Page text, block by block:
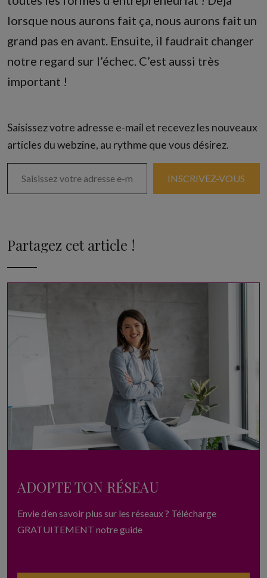
lorsque nous aurons fait ça, nous aurons fait un
grand pas en avant. Ensuite, il faudrait changer
notre regard sur l’échec. C’est aussi très
important !
Saisissez votre adresse e-mail et recevez les nouveaux
articles du webzine, au rythme que vous désirez.
Saisissez votre adresse e-mail…
INSCRIVEZ-VOUS
Partagez cet article !
ADOPTE TON RÉSEAU
Envie d’en savoir plus sur les réseaux ? Télécharge
GRATUITEMENT notre guide